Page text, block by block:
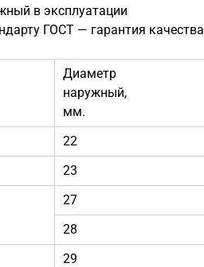
в эксплуатации
ГОСТ — гарантия качества
Диаметр
наружный,
мм.
22
23
27
28
29